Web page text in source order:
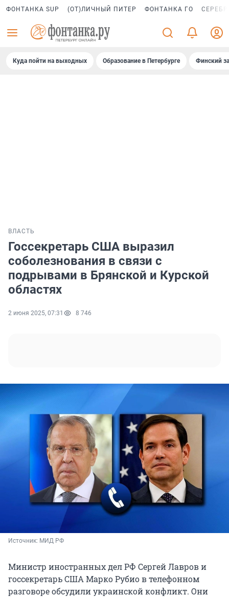
ФОНТАНКА SUP (ОТ)ЛИЧНЫЙ ПИТЕР ФОНТАНКА ГО
Куда пойти на выходных Образование в Петербурге Финский
ВЛАСТЬ
Госсекретарь США выразил
соболезнования в связи с
подрывами в Брянской и Курской
областях
2 июня 2025, 07:31 8 746
Источник: МИД РФ
Министр иностранных дел РФ Сергей Лавров и
госсекретарь США Марко Рубио в телефонном
разговоре обсудили украинской конфликт. Они